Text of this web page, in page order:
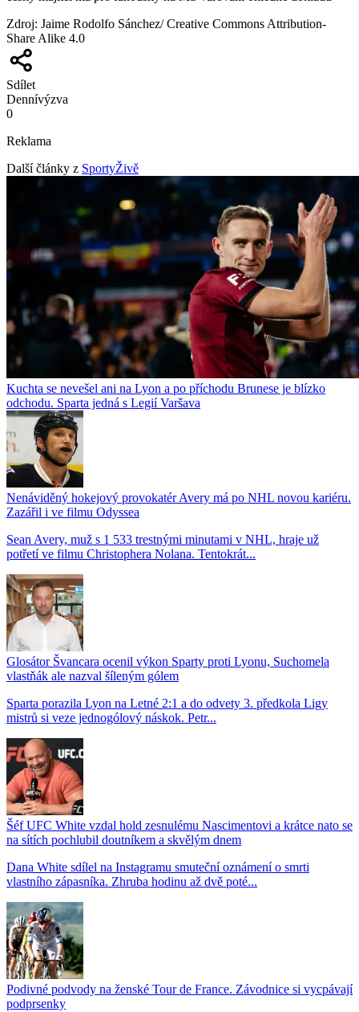
Zdroj: Jaime Rodolfo Sánchez/ Creative Commons Attribution-
Share Alike 4.0
Sdílet
Dennívýzva
0
Reklama
Další články z SportyŽivě
Kuchta se nevešel ani na Lyon a po příchodu Brunese je blízko
odchodu. Sparta jedná s Legií Varšava
Nenáviděný hokejový provokatér Avery má po NHL novou kariéru.
Zazářil i ve filmu Odyssea
Sean Avery, muž s 1 533 trestnými minutami v NHL, hraje už
potřetí ve filmu Christophera Nolana. Tentokrát...
Glosátor Švancara ocenil výkon Sparty proti Lyonu, Suchomela
vlastňák ale nazval šíleným gólem
Sparta porazila Lyon na Letné 2:1 a do odvety 3. předkola Ligy
mistrů si veze jednogólový náskok. Petr...
Šéf UFC White vzdal hold zesnulému Nascimentovi a krátce nato se
na sítích pochlubil doutníkem a skvělým dnem
Dana White sdílel na Instagramu smuteční oznámení o smrti
vlastního zápasníka. Zhruba hodinu až dvě poté...
Podivné podvody na ženské Tour de France. Závodnice si vycpávají
podprsenky